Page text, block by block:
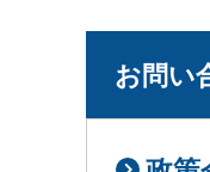
お問い